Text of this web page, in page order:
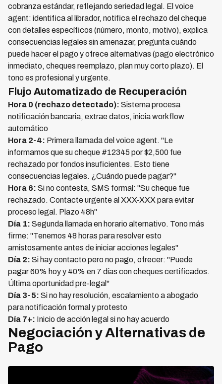
cobranza estándar, reflejando seriedad legal. El voice
agent: identifica al librador, notifica el rechazo del cheque
con detalles específicos (número, monto, motivo), explica
consecuencias legales sin amenazar, pregunta cuándo
puede hacer el pago y ofrece alternativas (pago electrónico
inmediato, cheques reemplazo, plan muy corto plazo). El
tono es profesional y urgente.
Flujo Automatizado de Recuperación
Hora 0 (rechazo detectado): Sistema procesa
notificación bancaria, extrae datos, inicia workflow
automático
Hora 2-4: Primera llamada del voice agent. "Le
informamos que su cheque #12345 por $2,500 fue
rechazado por fondos insuficientes. Esto tiene
consecuencias legales. ¿Cuándo puede pagar?"
Hora 6: Si no contesta, SMS formal: "Su cheque fue
rechazado. Contacte urgente al XXX-XXX para evitar
proceso legal. Plazo 48h"
Día 1: Segunda llamada en horario alternativo. Tono más
firme: "Tenemos 48 horas para resolver esto
amistosamente antes de iniciar acciones legales"
Día 2: Si hay contacto pero no pago, ofrecer: "Puede
pagar 60% hoy y 40% en 7 días con cheques certificados.
Última oportunidad pre-legal"
Día 3-5: Si no hay resolución, escalamiento a abogado
para notificación formal y protesto
Día 7+: Inicio de acción legal si no hay acuerdo
Negociación y Alternativas de
Pago